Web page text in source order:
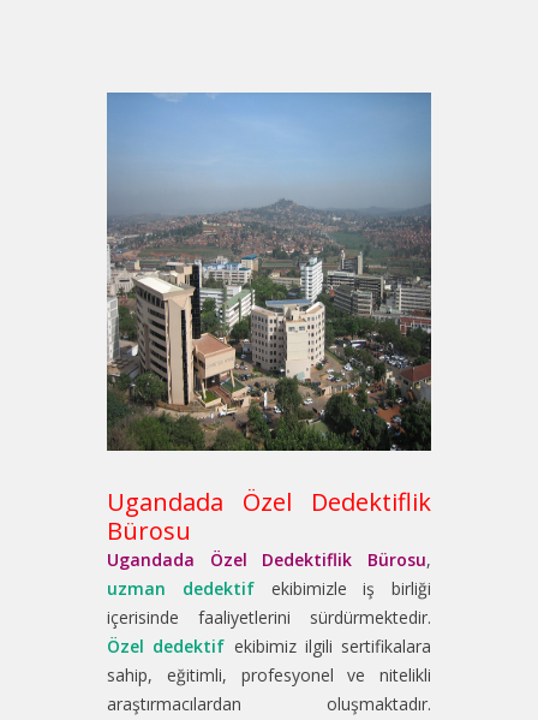
Ugandada Özel Dedektiflik
Bürosu
Ugandada Özel Dedektiflik Bürosu,
uzman dedektifekibimizle iş birliği
içerisinde faaliyetlerini sürdürmektedir.
Özel dedektif ekibimiz ilgili sertifikalara
sahip, eğitimli, profesyonel ve nitelikli
araştırmacılardan oluşmaktadır.